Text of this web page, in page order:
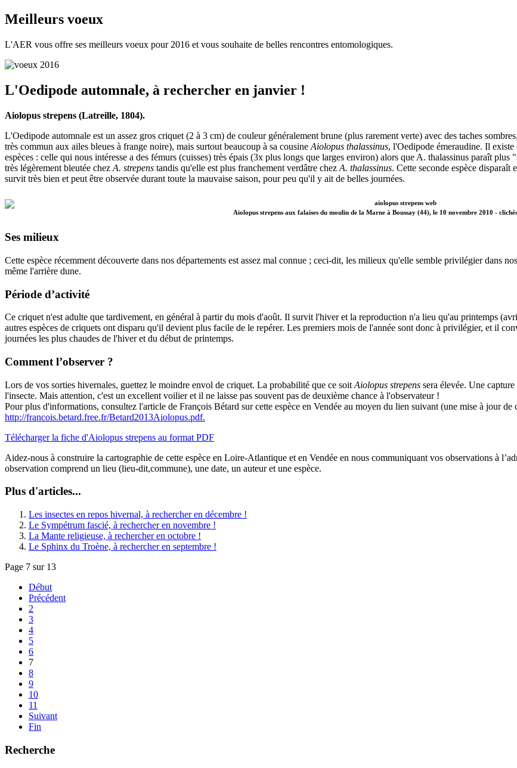
Meilleurs voeux
L'AER vous offre ses meilleurs voeux pour 2016 et vous souhaite de belles rencontres entomologiques.
L'Oedipode automnale, à rechercher en janvier !
Aiolopus strepens (Latreille, 1804).
L'Oedipode automnale est un assez gros criquet (2 à 3 cm) de couleur généralement brune (plus rarement verte) avec des taches
très commun aux ailes bleues à frange noire), mais surtout beaucoup à sa cousine Aiolopus thalassinus, l'Oedipode émeraudine. Il
espèces : celle qui nous intéresse a des fémurs (cuisses) très épais (3x plus longs que larges environ) alors que A. thalassinus paraît
très légèrement bleutée chez A. strepens tandis qu'elle est plus franchement verdâtre chez A. thalassinus. Cette seconde espèce
survit très bien et peut être observée durant toute la mauvaise saison, pour peu qu'il y ait de belles journées.
Aiolopus strepens aux falaises du moulin de la Marne à Boussay (44), le 10 novembre 2010 -
Ses milieux
Cette espèce récemment découverte dans nos départements est assez mal connue ; ceci-dit, les milieux qu'elle semble privilégier dans
même l'arrière dune.
Période d’activité
Ce criquet n'est adulte que tardivement, en général à partir du mois d'août. Il survit l'hiver et la reproduction n'a lieu qu'au printemps
autres espèces de criquets ont disparu qu'il devient plus facile de le repérer. Les premiers mois de l'année sont donc à privilégier, et il
journées les plus chaudes de l'hiver et du début de printemps.
Comment l’observer ?
Lors de vos sorties hivernales, guettez le moindre envol de criquet. La probabilité que ce soit Aiolopus strepens sera élevée. Une
l'insecte. Mais attention, c'est un excellent voilier et il ne laisse pas souvent pas de deuxième chance à l'observateur !
Pour plus d'informations, consultez l'article de François Bétard sur cette espèce en Vendée au moyen du lien suivant (une mise à jour de
http://francois.betard.free.fr/Betard2013Aiolopus.pdf.
Télécharger la fiche d'Aiolopus strepens au format PDF
Aidez-nous à construire la cartographie de cette espèce en Loire-Atlantique et en Vendée en nous communiquant vos observations à
observation comprend un lieu (lieu-dit,commune), une date, un auteur et une espèce.
Plus d'articles...
Les insectes en repos hivernal, à rechercher en décembre !
Le Sympétrum fascié, à rechercher en novembre !
La Mante religieuse, à rechercher en octobre !
Le Sphinx du Troène, à rechercher en septembre !
Page 7 sur 13
Début
Précédent
2
3
4
5
6
7
8
9
10
11
Suivant
Fin
Recherche